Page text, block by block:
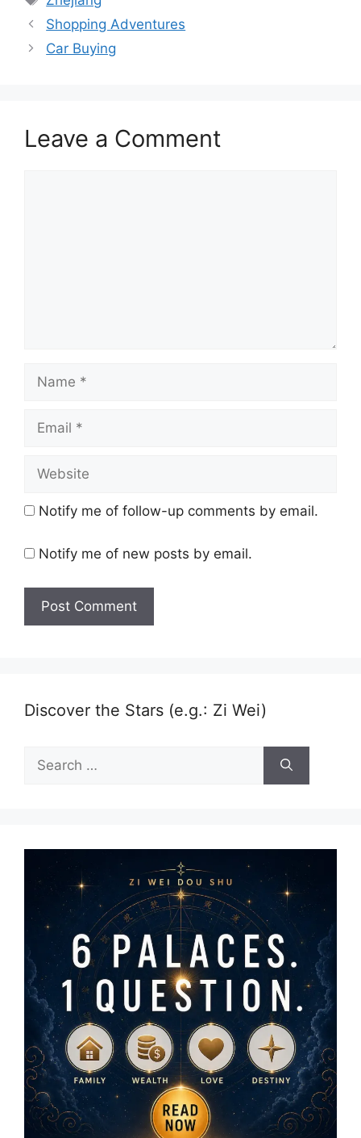
Shopping Adventures
Car Buying
Leave a Comment
Notify me of follow-up comments by email.
Notify me of new posts by email.
Discover the Stars (e.g.: Zi Wei)
for: